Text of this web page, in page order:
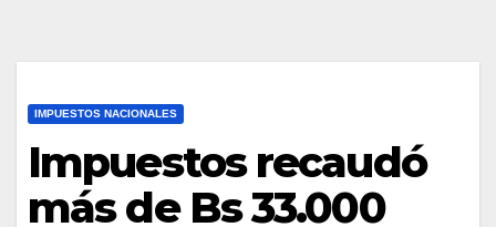
IMPUESTOS NACIONALES
Impuestos recaudó
más de Bs 33.000